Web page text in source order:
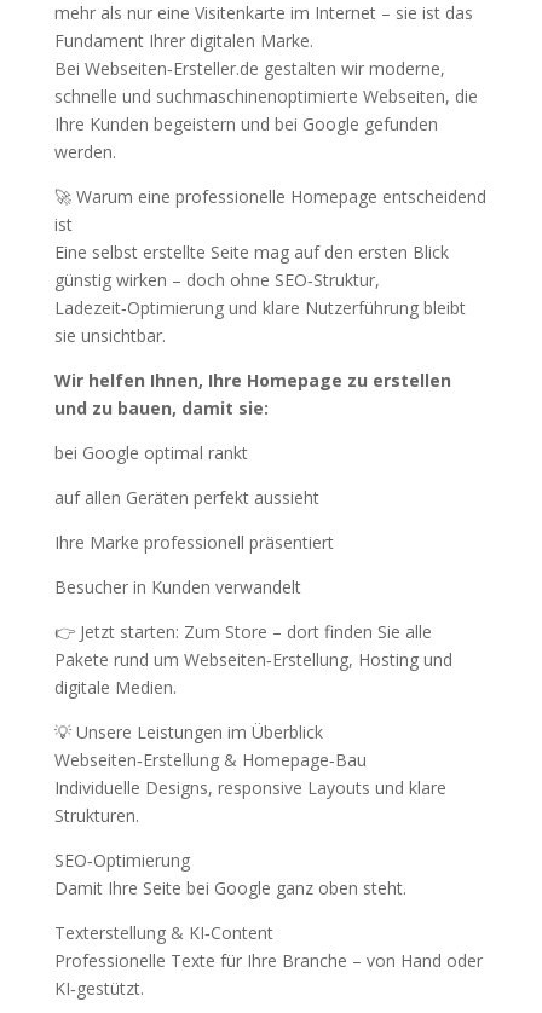
mehr als nur eine Visitenkarte im Internet – sie ist das
Fundament Ihrer digitalen Marke.
Bei Webseiten‑Ersteller.de gestalten wir moderne,
schnelle und suchmaschinenoptimierte Webseiten, die
Ihre Kunden begeistern und bei Google gefunden
werden.
🚀 Warum eine professionelle Homepage entscheidend
ist
Eine selbst erstellte Seite mag auf den ersten Blick
günstig wirken – doch ohne SEO‑Struktur,
Ladezeit‑Optimierung und klare Nutzerführung bleibt
sie unsichtbar.
Wir helfen Ihnen, Ihre Homepage zu erstellen
und zu bauen, damit sie:
bei Google optimal rankt
auf allen Geräten perfekt aussieht
Ihre Marke professionell präsentiert
Besucher in Kunden verwandelt
👉 Jetzt starten: Zum Store – dort finden Sie alle
Pakete rund um Webseiten‑Erstellung, Hosting und
digitale Medien.
💡 Unsere Leistungen im Überblick
Webseiten‑Erstellung & Homepage‑Bau
Individuelle Designs, responsive Layouts und klare
Strukturen.
SEO‑Optimierung
Damit Ihre Seite bei Google ganz oben steht.
Texterstellung & KI‑Content
Professionelle Texte für Ihre Branche – von Hand oder
KI‑gestützt.